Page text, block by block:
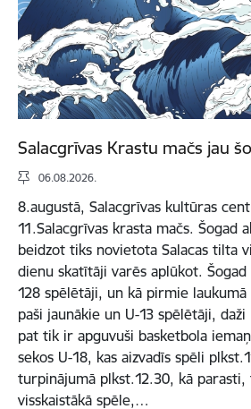
Salacgrīvas Krastu mačs jau
06.08.2026.
8.augustā, Salacgrīvas kultūras
11.Salacgrīvas krasta mačs. Šogad
beidzot tiks novietota Salacas tilta
dienu skatītāji varēs aplūkot.
128 spēlētāji, un kā pirmie
paši jaunākie un U-13 spēlētāji,
pat tik ir apguvuši basketbola
sekos U-18, kas aizvadīs spēli
turpinājumā plkst.12.30, kā parasti,
visskaistākā spēle,…